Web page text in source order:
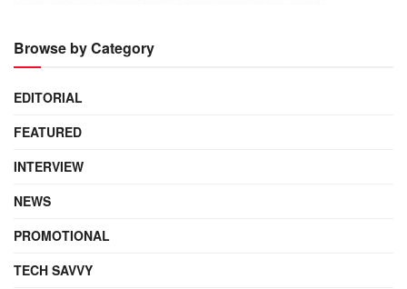
Browse by Category
EDITORIAL
FEATURED
INTERVIEW
NEWS
PROMOTIONAL
TECH SAVVY